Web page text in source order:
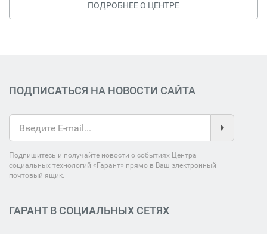
ПОДРОБНЕЕ О ЦЕНТРЕ
ПОДПИСАТЬСЯ НА НОВОСТИ САЙТА
Подпишитесь и получайте новости о событиях Центра
социальных технологий «Гарант» прямо в Ваш электронный
почтовый ящик.
ГАРАНТ В СОЦИАЛЬНЫХ СЕТЯХ